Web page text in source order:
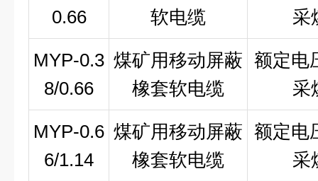
0.66
软电缆
采
MYP-0.3
8/0.66
煤矿用移动屏蔽
橡套软电缆
额定电
采
MYP-0.6
6/1.14
煤矿用移动屏蔽
橡套软电缆
额定电
采